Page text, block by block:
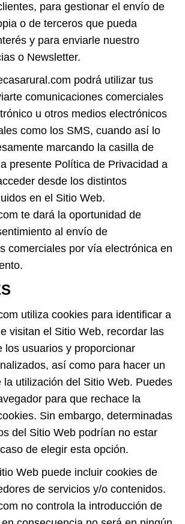
para gestionar el envío de
o de terceros que pueda
y para enviarle nuestro
o Newsletter.
podrá utilizar tus
comunicaciones comerciales
u otros medios electrónicos
como los SMS, cuando así lo
marcando la casilla de
presente Política de Privacidad a
desde los distintos
en el Sitio Web.
te dará la oportunidad de
al envío de
comerciales por vía electrónica en
utiliza cookies para identificar a
visitan el Sitio Web, recordar las
los usuarios y proporcionar
así como para hacer un
la utilización del Sitio Web. Puedes
para que rechace la
Sin embargo, determinadas
del Sitio Web podrían no estar
de elegir esta opción.
Web puede incluir cookies de
de servicios y/o contenidos.
no controla la introducción de